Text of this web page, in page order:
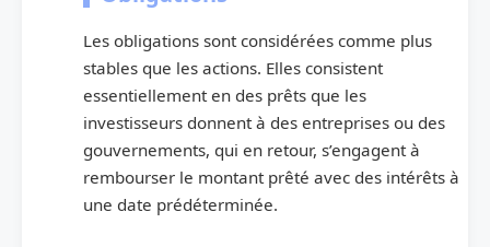
Les obligations sont considérées comme plus
stables que les actions. Elles consistent
essentiellement en des prêts que les
investisseurs donnent à des entreprises ou des
gouvernements, qui en retour, s’engagent à
rembourser le montant prêté avec des intérêts à
une date prédéterminée.